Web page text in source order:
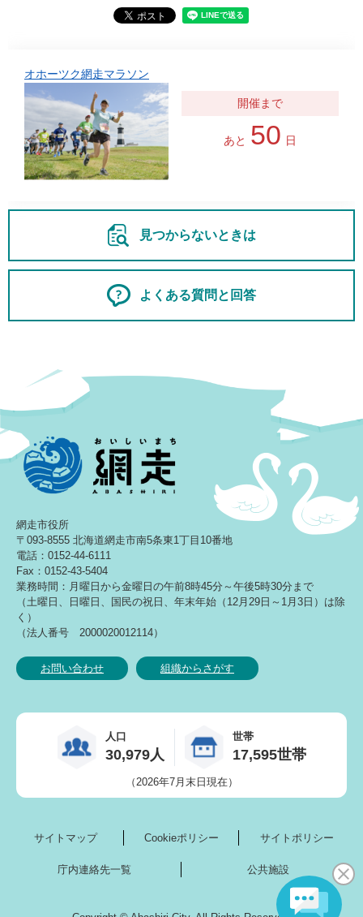
オホーツク網走マラソン
あと 50 日
見つからないときは
よくある質問と回答
網走市役所
〒093-8555 北海道網走市南5条東1丁目10番地
電話：0152-44-6111
Fax：0152-43-5404
業務時間：月曜日から金曜日の午前8時45分～午後5時30分まで
（土曜日、日曜日、国民の祝日、年末年始（12月29日～1月3日）は除
く）
（法人番号 2000020012114）
お問い合わせ 組織からさがす
人口
30,979人
世帯
17,595世帯
（2026年7月末日現在）
サイトマップ Cookieポリシー サイトポリシー
庁内連絡先一覧 公共施設